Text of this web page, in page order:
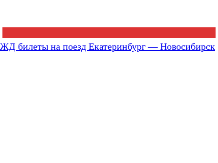
ЖД билеты на поезд Екатеринбург — Новосибирск